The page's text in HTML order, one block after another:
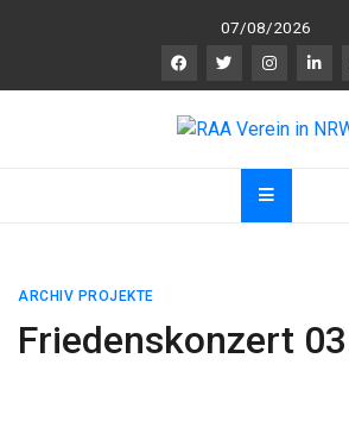
07/08/2026
RAA Verein
nerkennung und
ARCHIV PROJEKTE
Friedenskonzert